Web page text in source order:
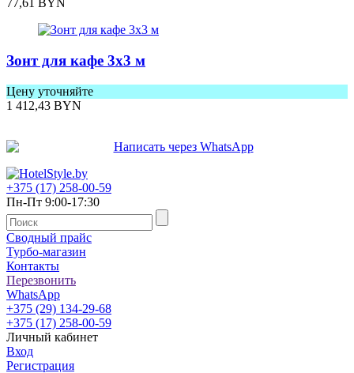
77,61 BYN
Зонт для кафе 3x3 м
Цену уточняйте
1 412,43 BYN
+375 (17) 258-00-59
Пн-Пт 9:00-17:30
Сводный прайс
Турбо-магазин
Контакты
Перезвонить
WhatsApp
+375 (29) 134-29-68
+375 (17) 258-00-59
Личный кабинет
Вход
Регистрация